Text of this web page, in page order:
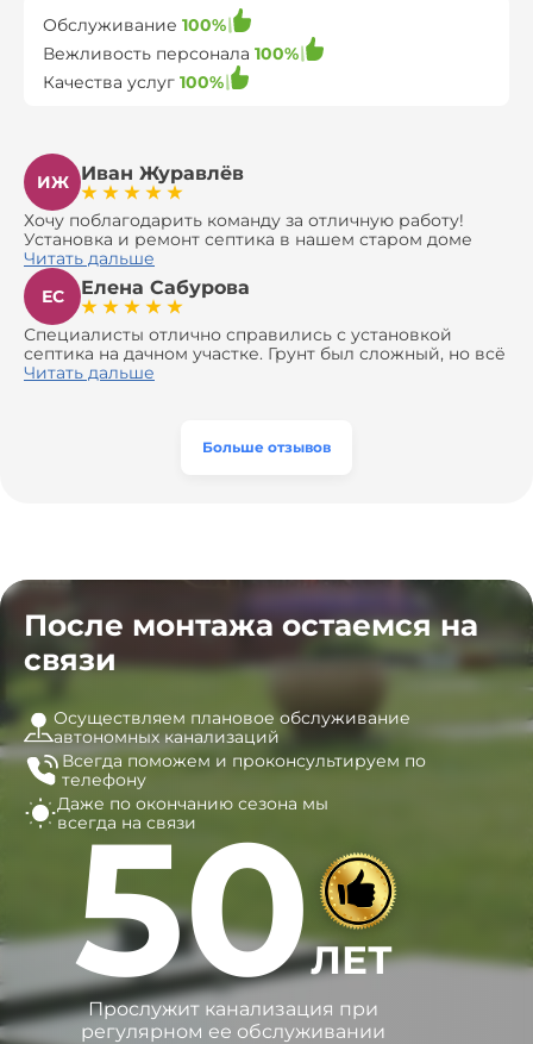
Обслуживание 100%
Вежливость персонала 100%
Качества услуг 100%
ИЖ Иван Журавлёв
Хочу поблагодарить команду за отличную работу!
Установка и ремонт септика в нашем старом доме
оказались сложной задачей, но ребята справились на
все 100%. Всё сделали аккуратно и профессионально.
Давали полезные рекомендации, не пытались
навязать ничего лишнего, помогли с выбором и
доставкой материалов, что позволило нам
сэкономить. Выполнили монтаж и демонтаж
оборудования, заменили трубы, обновили
эту компанию всем, кто ищет надёжных
Читать дальше
ЕС
Елена Сабурова
Специалисты отлично справились с установкой
септика на дачном участке. Грунт был сложный, но всё
сделали быстро и аккуратно. Помогли выбрать
Читать дальше
Больше отзывов
После монтажа остаемся на
связи
Осуществляем плановое обслуживание
автономных канализаций
Всегда поможем и проконсультируем по
телефону
Даже по окончанию сезона мы
всегда на связи
50ЛЕТ
Прослужит канализация при
регулярном ее обслуживании